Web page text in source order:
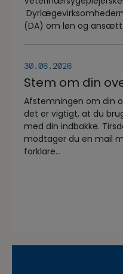
(DA) om løn og
30.06.2026
Stem om din
stemme er
Afstemningen om din
det er vigtigt, at du
med din indbakke.
modtager du en mail
forklare...